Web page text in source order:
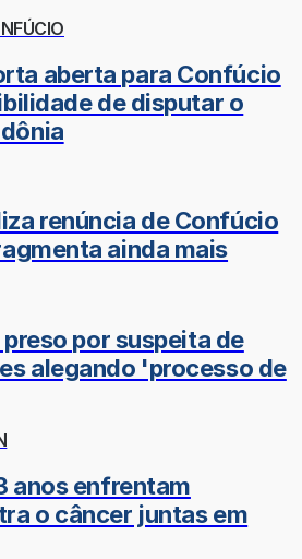
aberta para Confúcio
de disputar o
renúncia de Confúcio
ainda mais
por suspeita de
alegando 'processo de
anos enfrentam
o câncer juntas em